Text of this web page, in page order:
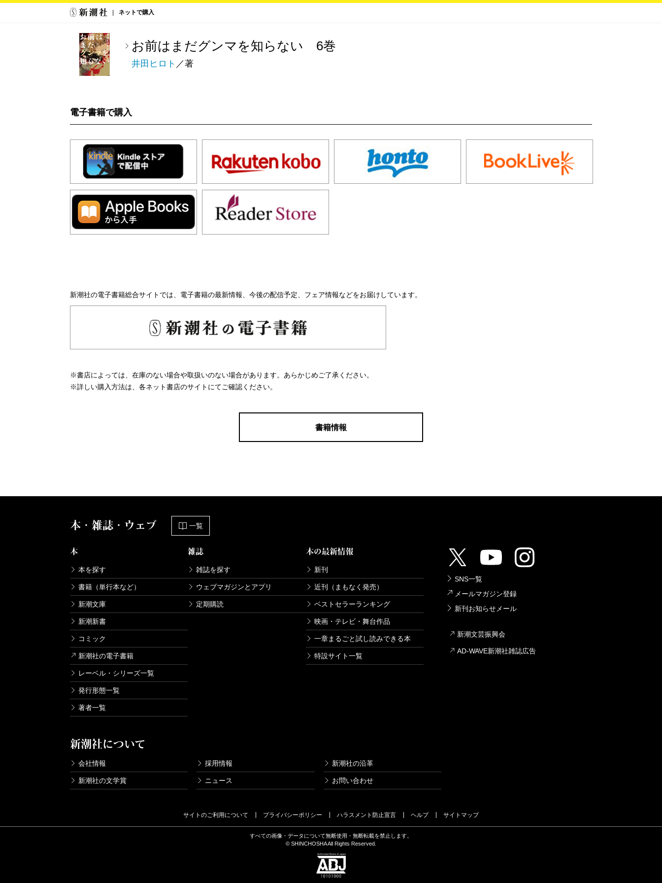
ネットで購入
お前はまだグンマを知らない 6巻
井田ヒロト ／著
電子書籍で購入
新潮社の電子書籍総合サイトでは、電子書籍の最新情報、今後の配信予定、フェア情報などをお届けしています。
※書店によっては、在庫のない場合や取扱いのない場合があります。あらかじめご了承ください。
※詳しい購入方法は、各ネット書店のサイトにてご確認ください。
書籍情報
本・雑誌・ウェブ 一覧
本
本を探す
書籍（単行本など）
新潮文庫
新潮新書
コミック
新潮社の電子書籍
レーベル・シリーズ一覧
発行形態一覧
著者一覧
雑誌
雑誌を探す
ウェブマガジンとアプリ
定期購読
本の最新情報
新刊
近刊（まもなく発売）
ベストセラーランキング
映画・テレビ・舞台作品
一章まるごと試し読みできる本
特設サイト一覧
新潮社について
会社情報 採用情報 新潮社の沿革
新潮社の文学賞 ニュース お問い合わせ
SNS一覧
メールマガジン登録
新刊お知らせメール
新潮文芸振興会
AD-WAVE新潮社雑誌広告
サイトのご利用について プライバシーポリシー ハラスメント防止宣言 ヘルプ サイトマップ
すべての画像・データについて無断使用・無断転載を禁止します。
© SHINCHOSHA All Rights Reserved.